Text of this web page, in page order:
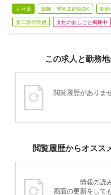
正社員 職種・業種未経験OK 転勤
第二新卒歓迎 女性のおしごと掲載中
この求人と勤務
閲覧履歴がありま
閲覧履歴からオスス
情報の読
画面の更新をして